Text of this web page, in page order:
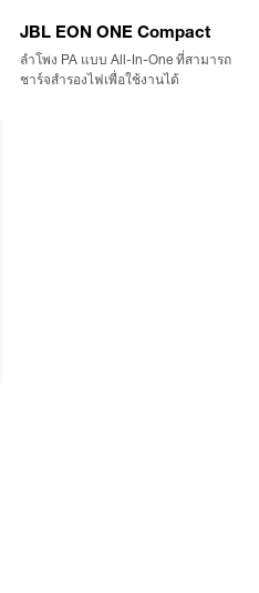
JBL EON ONE Compact
ลำโพง PA แบบ All-In-One ที่สามารถ
ชาร์จสำรองไฟเพื่อใช้งานได้